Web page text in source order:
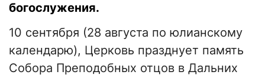
богослужения.
10 сентября (28 августа по юлианскому
календарю), Церковь празднует память
Собора Преподобных отцов в Дальних